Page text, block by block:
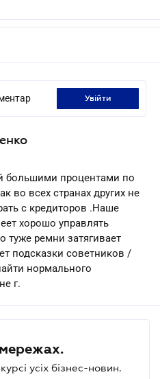
увійти
большими процентами по
во всех странах других не
с кредиторов .Наше
хорошо управлять
туже ремни затягивает
подсказки советников /
нормального
г.
усіх бізнес-новин.